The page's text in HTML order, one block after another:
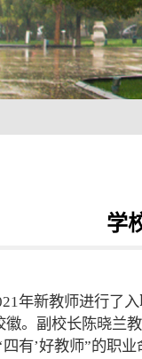
学
年新教师进行了
。副校长陈晓兰
有’好教师”的职